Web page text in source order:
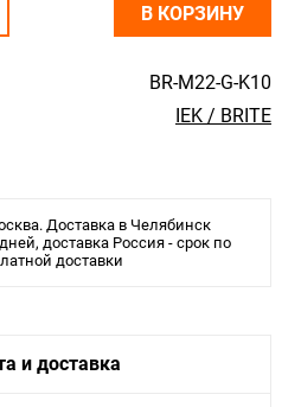
BR-M22-G-K10
IEK / BRITE
Доставка в Челябинск
доставка Россия - срок по
доставки
В КОРЗИНУ
и доставка